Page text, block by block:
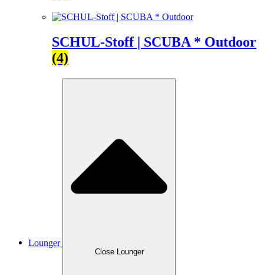
SCHUL-Stoff | SCUBA * Outdoor
(4)
Lounger
Close Lounger